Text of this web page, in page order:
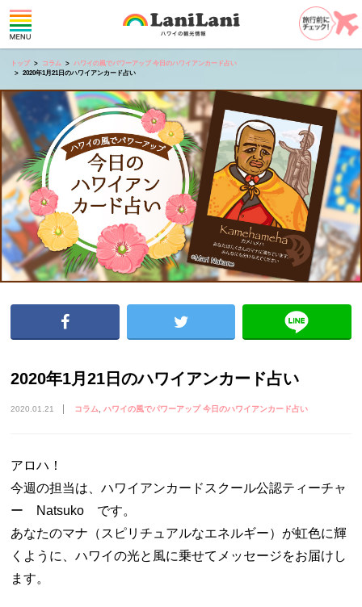
トップ コラム
ハワイの風でパワーアップ 今日のハワイアンカード占い
2020年1月21日のハワイアンカード占い
2020年1月21日のハワイアンカード占い
2020.01.21 コラム ハワイの風でパワーアップ 今日のハワイアンカード占い
アロハ！
今週の担当は、ハワイアンカードスクール公認ティーチャ
ー Natsuko です。
あなたのマナ（スピリチュアルなエネルギー）が虹色に輝
くように、ハワイの光と風に乗せてメッセージをお届けし
ます。